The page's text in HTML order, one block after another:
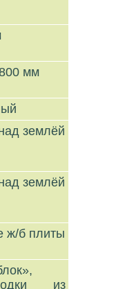
мм
землёй
землёй
ж/б плиты
из